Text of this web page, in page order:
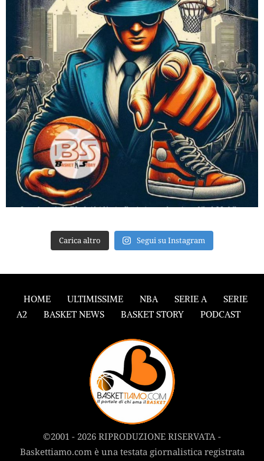
Carica altro Segui su Instagram
HOME ULTIMISSIME NBA SERIE A
SERIE
A2
BASKET NEWS BASKET STORY PODCAST
©2001 - 2026 RIPRODUZIONE RISERVATA -
Baskettiamo.com è una testata giornalistica registrata